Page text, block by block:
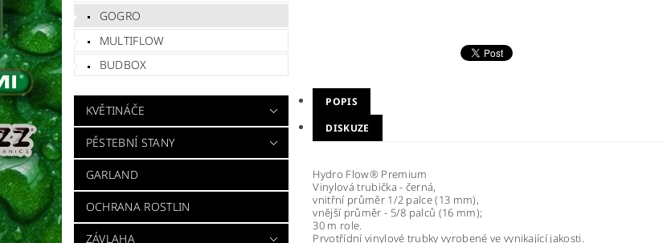
GOGRO
MULTIFLOW
BUDBOX
KVĚTINÁČE
PĚSTEBNÍ STANY
GARLAND
OCHRANA ROSTLIN
ZÁVLAHA
POPIS
DISKUZE
Hydro Flow® Premium
Vinylová trubička - černá,
vnitřní průměr 1/2 palce (13 mm),
vnější průměr - 5/8 palců (16 mm);
30 m role.
Prvotřídní vinylové trubky vyrobené ve vynikající jakosti.